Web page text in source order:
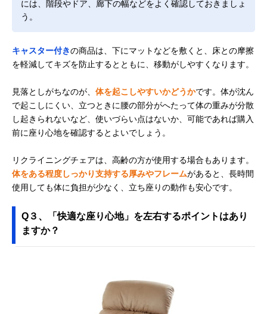
には、階段やドア、廊下の幅などをよく確認しておきましょ
う。
キャスター付きの商品は、下にマットなどを敷くと、床との摩擦
を軽減してキズを防止するとともに、移動がしやすくなります。
見落としがちなのが、 体を起こしやすいかどうかです。体が沈ん
で起こしにくい、立つときに腰の部分がへたって体の重みが分散
し起きられないなど、使いづらい点はないか、可能であれば購入
前に座り心地を確認するとよいでしょう。
リクライニングチェアは、高齢の方が使用する場合もあります。
体をある程度しっかり支持する厚みやフレームがあると、長時間
使用しても体に負担が少なく、立ち座りの動作も安心です。
Q３、「快適な座り心地」を左右するポイントはあり
ますか？